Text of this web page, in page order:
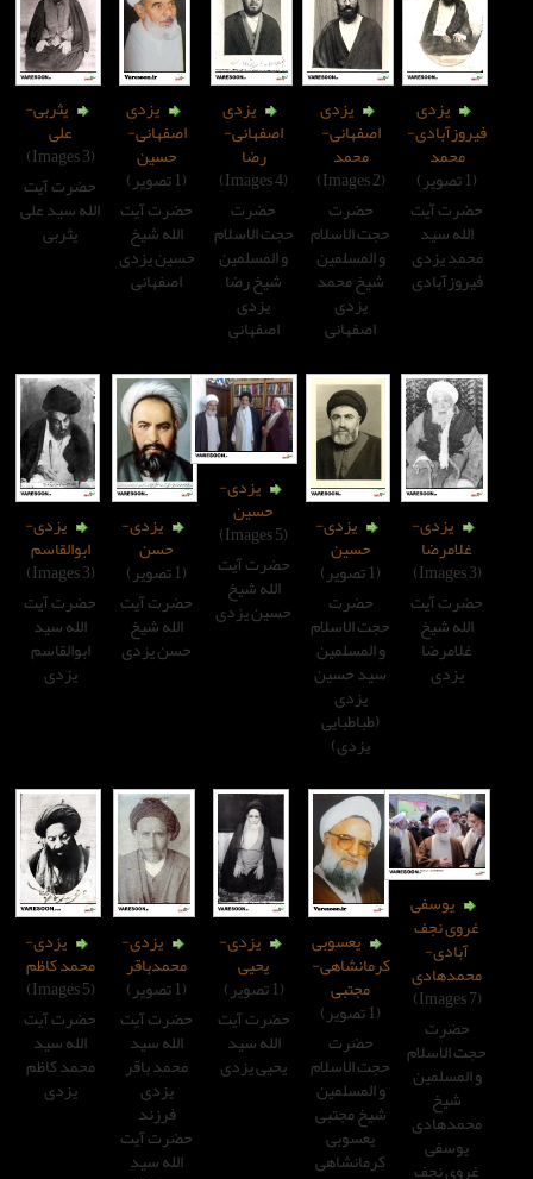
یثربی-
علی
(3 Images)
حضرت آیت
الله سید علی
یثربی
اصفهانی-
حسین
(1 تصویر)
حضرت آیت
الله شیخ
حسین یزدی
اصفهانی
اصفهانی-
(4 Images)
حضرت
حجت الاسلام
و المسلمین
شیخ رضا
الاسلام
محمد
یزدی-
ابوالقاسم
(3 Images)
حضرت آیت
الله سید
ابوالقاسم
یزدی-
حسن
(1 تصویر)
حضرت آیت
الله شیخ
حسن یزدی
یزدی-
حسین
(5 Images)
حضرت آیت
الله شیخ
حسین یزدی
یزدی-
الاسلام
یزدی-
محمد کاظم
(5 Images)
حضرت آیت
الله سید
محمد کاظم
یزدی-
محمدباقر
(1 تصویر)
حضرت آیت
الله سید
محمد باقر
یزدی
فرزند
حضرت آیت
الله سید
یزدی-
یحیی
(1 تصویر)
حضرت آیت
الله سید
یحیی یزدی
یعسوبی
الاسلام